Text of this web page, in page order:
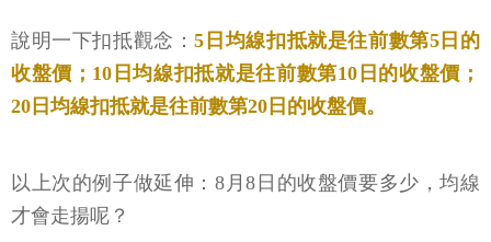
說明一下扣抵觀念：5日均線扣抵就是往前數第5日的
收盤價；10日均線扣抵就是往前數第10日的收盤價；
20日均線扣抵就是往前數第20日的收盤價。
以上次的例子做延伸：8月8日的收盤價要多少，均線
才會走揚呢？